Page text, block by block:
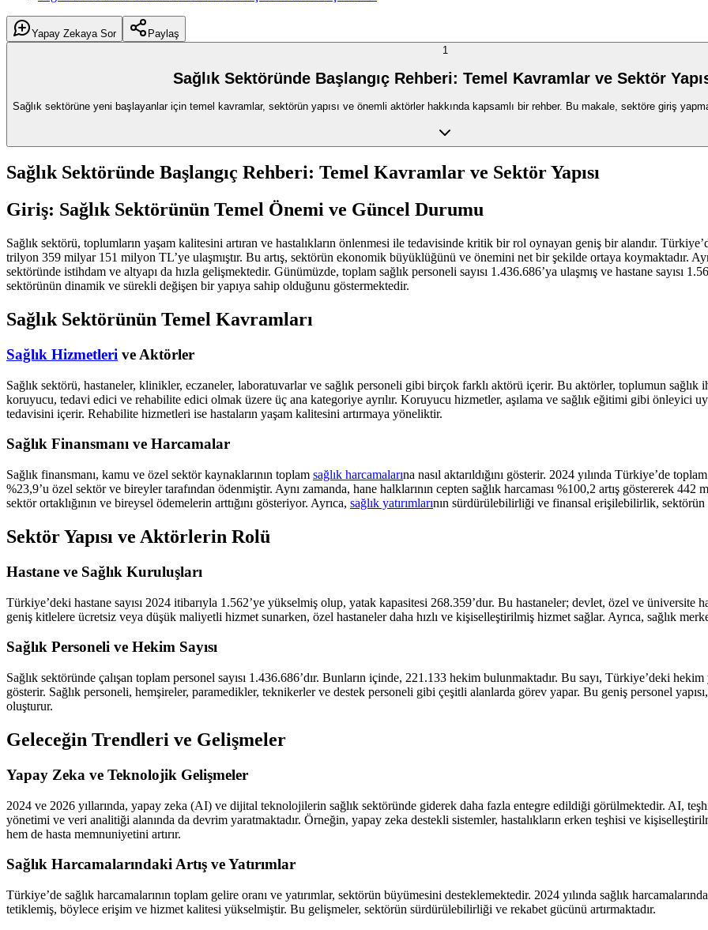
Yapay Zekaya Sor
Paylaş
1
Sağlık Sektöründe Başlangıç Rehberi: Temel Kavramlar ve Sektör
Sağlık sektörüne yeni başlayanlar için temel kavramlar, sektörün yapısı ve önemli aktörler hakkında kapsamlı bir rehber. Bu makale, sektöre giriş
Sağlık Sektöründe Başlangıç Rehberi: Temel Kavramlar ve Sektör Yapısı
Giriş: Sağlık Sektörünün Temel Önemi ve Güncel Durumu
Sağlık sektörü, toplumların yaşam kalitesini artıran ve hastalıkların önlenmesi ile tedavisinde kritik bir rol oynayan geniş bir alandır.
trilyon 359 milyar 151 milyon TL’ye ulaşmıştır. Bu artış, sektörün ekonomik büyüklüğünü ve önemini net bir şekilde ortaya koymaktadır.
sektöründe istihdam ve altyapı da hızla gelişmektedir. Günümüzde, toplam sağlık personeli sayısı 1.436.686’ya ulaşmış ve hastane sayısı
sektörünün dinamik ve sürekli değişen bir yapıya sahip olduğunu göstermektedir.
Sağlık Sektörünün Temel Kavramları
Sağlık Hizmetleri ve Aktörler
Sağlık sektörü, hastaneler, klinikler, eczaneler, laboratuvarlar ve sağlık personeli gibi birçok farklı aktörü içerir. Bu aktörler, toplumun sağlık
koruyucu, tedavi edici ve rehabilite edici olmak üzere üç ana kategoriye ayrılır. Koruyucu hizmetler, aşılama ve sağlık eğitimi gibi önleyici
tedavisini içerir. Rehabilite hizmetleri ise hastaların yaşam kalitesini artırmaya yöneliktir.
Sağlık Finansmanı ve Harcamalar
Sağlık finansmanı, kamu ve özel sektör kaynaklarının toplam sağlık harcamalarına nasıl aktarıldığını gösterir. 2024 yılında Türkiye’de
%23,9’u özel sektör ve bireyler tarafından ödenmiştir. Aynı zamanda, hane halklarının cepten sağlık harcaması %100,2 artış göstererek 442
sektör ortaklığının ve bireysel ödemelerin arttığını gösteriyor. Ayrıca, sağlık yatırımlarının sürdürülebilirliği ve finansal erişilebilirlik, sektörün
Sektör Yapısı ve Aktörlerin Rolü
Hastane ve Sağlık Kuruluşları
Türkiye’deki hastane sayısı 2024 itibarıyla 1.562’ye yükselmiş olup, yatak kapasitesi 268.359’dur. Bu hastaneler; devlet, özel ve üniversite
geniş kitlelere ücretsiz veya düşük maliyetli hizmet sunarken, özel hastaneler daha hızlı ve kişiselleştirilmiş hizmet sağlar. Ayrıca, sağlık
Sağlık Personeli ve Hekim Sayısı
Sağlık sektöründe çalışan toplam personel sayısı 1.436.686’dır. Bunların içinde, 221.133 hekim bulunmaktadır. Bu sayı, Türkiye’deki
gösterir. Sağlık personeli, hemşireler, paramedikler, teknikerler ve destek personeli gibi çeşitli alanlarda görev yapar. Bu geniş personel
oluşturur.
Geleceğin Trendleri ve Gelişmeler
Yapay Zeka ve Teknolojik Gelişmeler
2024 ve 2026 yıllarında, yapay zeka (AI) ve dijital teknolojilerin sağlık sektöründe giderek daha fazla entegre edildiği görülmektedir. AI,
yönetimi ve veri analitiği alanında da devrim yaratmaktadır. Örneğin, yapay zeka destekli sistemler, hastalıkların erken teşhisi ve
hem de hasta memnuniyetini artırır.
Sağlık Harcamalarındaki Artış ve Yatırımlar
Türkiye’de sağlık harcamalarının toplam gelire oranı ve yatırımlar, sektörün büyümesini desteklemektedir. 2024 yılında sağlık
tetiklemiş, böylece erişim ve hizmet kalitesi yükselmiştir. Bu gelişmeler, sektörün sürdürülebilirliği ve rekabet gücünü artırmaktadır.